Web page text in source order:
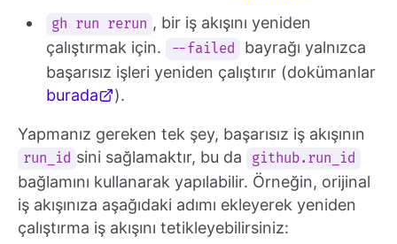
gh run rerun , bir iş akışını yeniden
çalıştırmak için.
--failed
bayrağı yalnızca
başarısız işleri yeniden çalıştırır (dokümanlar
burada
).
Yapmanız gereken tek şey, başarısız iş akışının
run_id sini sağlamaktır, bu da github.run_id
bağlamını kullanarak yapılabilir. Örneğin, orijinal
iş akışınıza aşağıdaki adımı ekleyerek yeniden
çalıştırma iş akışını tetikleyebilirsiniz: